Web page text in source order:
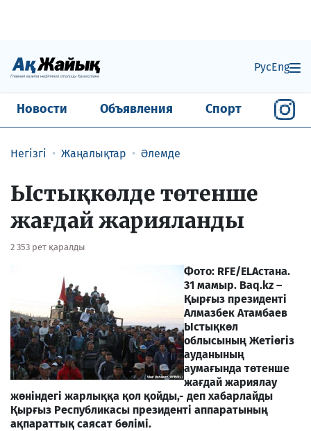
РусEng
Новости Объявления Спорт
Негізгі Жаңалықтар Әлемде
Ыстықкөлде төтенше
жағдай жарияланды
2 353 рет қаралды
Фото: RFE/ELАстана.
31 мамыр. Baq.kz –
Қырғыз президенті
Алмазбек Атамбаев
Ыстықкөл
облысының Жетіөгіз
ауданының
аумағында төтенше
жағдай жариялау
жөніндегі жарлыққа қол қойды,- деп хабарлайды
Қырғыз Республикасы президенті аппаратының
ақпараттық саясат бөлімі.